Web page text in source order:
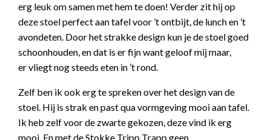
erg leuk om samen met hem te doen! Verder zit hij op
deze stoel perfect aan tafel voor ’t ontbijt, de lunch en ’t
avondeten. Door het strakke design kun je de stoel goed
schoonhouden, en dat is er fijn want geloof mij maar,
er vliegt nog steeds eten in ’t rond.
Zelf ben ik ook erg te spreken over het design van de
stoel. Hij is strak en past qua vormgeving mooi aan tafel.
Ik heb zelf voor de zwarte gekozen, deze vind ik erg
mooi. En met de Stokke Tripp Trapp geen